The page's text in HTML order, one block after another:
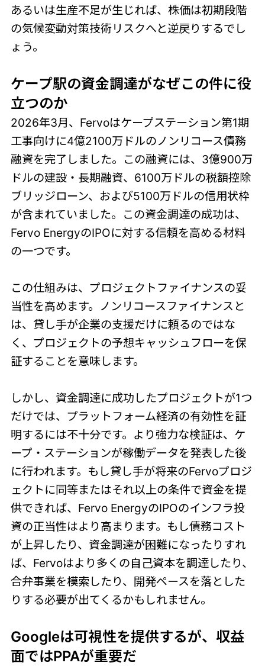
あるいは生産不足が生じれば、株価は初期段階
の気候変動対策技術リスクへと逆戻りするでし
ょう。
ケープ駅の資金調達がなぜこの件に役
立つのか
2026年3月、Fervoはケープステーション第1期
工事向けに4億2100万ドルのノンリコース債務
融資を完了しました。この融資には、3億900万
ドルの建設・長期融資、6100万ドルの税額控除
ブリッジローン、および5100万ドルの信用状枠
が含まれていました。この資金調達の成功は、
Fervo EnergyのIPOに対する信頼を高める材料
の一つです。
この仕組みは、プロジェクトファイナンスの妥
当性を高めます。ノンリコースファイナンスと
は、貸し手が企業の支援だけに頼るのではな
く、プロジェクトの予想キャッシュフローを保
証することを意味します。
しかし、資金調達に成功したプロジェクトが1つ
だけでは、プラットフォーム経済の有効性を証
明するには不十分です。より強力な検証は、ケ
ープ・ステーションが稼働データを発表した後
に行われます。もし貸し手が将来のFervoプロジ
ェクトに同等またはそれ以上の条件で資金を提
供できれば、Fervo EnergyのIPOのインフラ投
資の正当性はより高まります。もし債務コスト
が上昇したり、資金調達が困難になったりすれ
ば、Fervoはより多くの自己資本を調達したり、
合弁事業を模索したり、開発ペースを落とした
りする必要が出てくるかもしれません。
Googleは可視性を提供するが、収益
面ではPPAが重要だ